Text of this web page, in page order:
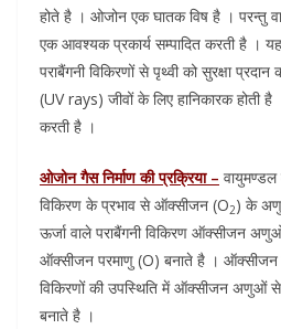
होते है । ओजोन एक घातक विष है । परन्तु
एक आवश्यक प्रकार्य सम्पादित करती है ।
पराबैंगनी विकिरणों से पृथ्वी को सुरक्षा
(UV rays) जीवों के लिए हानिकारक होती
करती है ।
ओजोन गैस निर्माण की प्रक्रिया –
विकिरण के प्रभाव से ऑक्सीजन (O2) के
ऊर्जा वाले पराबैंगनी विकिरण ऑक्सीजन
ऑक्सीजन परमाणु (O) बनाते है । ऑक्सीजन
विकिरणों की उपस्थिति में ऑक्सीजन अणुओं
बनाते है ।